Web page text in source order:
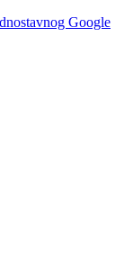
Google